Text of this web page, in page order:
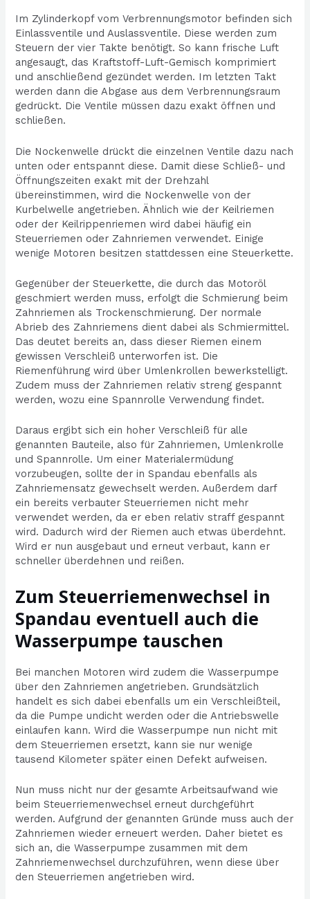
Im Zylinderkopf vom Verbrennungsmotor befinden sich
Einlassventile und Auslassventile. Diese werden zum
Steuern der vier Takte benötigt. So kann frische Luft
angesaugt, das Kraftstoff-Luft-Gemisch komprimiert
und anschließend gezündet werden. Im letzten Takt
werden dann die Abgase aus dem Verbrennungsraum
gedrückt. Die Ventile müssen dazu exakt öffnen und
schließen.
Die Nockenwelle drückt die einzelnen Ventile dazu nach
unten oder entspannt diese. Damit diese Schließ- und
Öffnungszeiten exakt mit der Drehzahl
übereinstimmen, wird die Nockenwelle von der
Kurbelwelle angetrieben. Ähnlich wie der Keilriemen
oder der Keilrippenriemen wird dabei häufig ein
Steuerriemen oder Zahnriemen verwendet. Einige
wenige Motoren besitzen stattdessen eine Steuerkette.
Gegenüber der Steuerkette, die durch das Motoröl
geschmiert werden muss, erfolgt die Schmierung beim
Zahnriemen als Trockenschmierung. Der normale
Abrieb des Zahnriemens dient dabei als Schmiermittel.
Das deutet bereits an, dass dieser Riemen einem
gewissen Verschleiß unterworfen ist. Die
Riemenführung wird über Umlenkrollen bewerkstelligt.
Zudem muss der Zahnriemen relativ streng gespannt
werden, wozu eine Spannrolle Verwendung findet.
Daraus ergibt sich ein hoher Verschleiß für alle
genannten Bauteile, also für Zahnriemen, Umlenkrolle
und Spannrolle. Um einer Materialermüdung
vorzubeugen, sollte der in Spandau ebenfalls als
Zahnriemensatz gewechselt werden. Außerdem darf
ein bereits verbauter Steuerriemen nicht mehr
verwendet werden, da er eben relativ straff gespannt
wird. Dadurch wird der Riemen auch etwas überdehnt.
Wird er nun ausgebaut und erneut verbaut, kann er
schneller überdehnen und reißen.
Zum Steuerriemenwechsel in
Spandau eventuell auch die
Wasserpumpe tauschen
Bei manchen Motoren wird zudem die Wasserpumpe
über den Zahnriemen angetrieben. Grundsätzlich
handelt es sich dabei ebenfalls um ein Verschleißteil,
da die Pumpe undicht werden oder die Antriebswelle
einlaufen kann. Wird die Wasserpumpe nun nicht mit
dem Steuerriemen ersetzt, kann sie nur wenige
tausend Kilometer später einen Defekt aufweisen.
Nun muss nicht nur der gesamte Arbeitsaufwand wie
beim Steuerriemenwechsel erneut durchgeführt
werden. Aufgrund der genannten Gründe muss auch der
Zahnriemen wieder erneuert werden. Daher bietet es
sich an, die Wasserpumpe zusammen mit dem
Zahnriemenwechsel durchzuführen, wenn diese über
den Steuerriemen angetrieben wird.